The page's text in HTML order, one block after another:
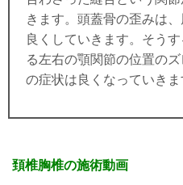
きます。頭蓋骨の歪みは
良くしていきます。そう
る左右の顎関節の位置の
の症状は良くなっていきま
頚椎胸椎の施術動画